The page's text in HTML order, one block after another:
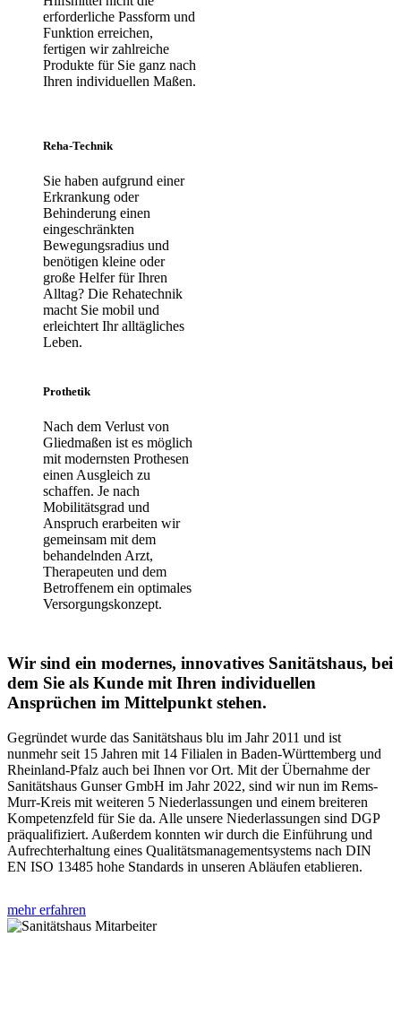
erforderliche Passform und
Funktion erreichen,
fertigen wir zahlreiche
Produkte für Sie ganz nach
Ihren individuellen Maßen.
Reha-Technik
Sie haben aufgrund einer
Erkrankung oder
Behinderung einen
eingeschränkten
Bewegungsradius und
benötigen kleine oder
große Helfer für Ihren
Alltag? Die Rehatechnik
macht Sie mobil und
erleichtert Ihr alltägliches
Leben.
Prothetik
Nach dem Verlust von
Gliedmaßen ist es möglich
mit modernsten Prothesen
einen Ausgleich zu
schaffen. Je nach
Mobilitätsgrad und
Anspruch erarbeiten wir
gemeinsam mit dem
behandelnden Arzt,
Therapeuten und dem
Betroffenem ein optimales
Versorgungskonzept.
Wir sind ein modernes, innovatives Sanitätshaus, bei
dem Sie als Kunde mit Ihren individuellen
Ansprüchen im Mittelpunkt stehen.
Gegründet wurde das Sanitätshaus blu im Jahr 2011 und ist
nunmehr seit 15 Jahren mit 14 Filialen in Baden-Württemberg und
Rheinland-Pfalz auch bei Ihnen vor Ort. Mit der Übernahme der
Sanitätshaus Gunser GmbH im Jahr 2022, sind wir nun im Rems-
Murr-Kreis mit weiteren 5 Niederlassungen und einem breiteren
Kompetenzfeld für Sie da. Alle unsere Niederlassungen sind DGP
präqualifiziert. Außerdem konnten wir durch die Einführung und
Aufrechterhaltung eines Qualitätsmanagementsystems nach DIN
EN ISO 13485 hohe Standards in unseren Abläufen etablieren.
mehr erfahren